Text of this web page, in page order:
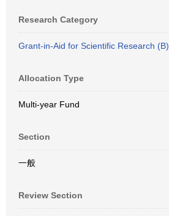
Research Category
Grant-in-Aid for Scientific Research (B)
Allocation Type
Multi-year Fund
Section
一般
Review Section